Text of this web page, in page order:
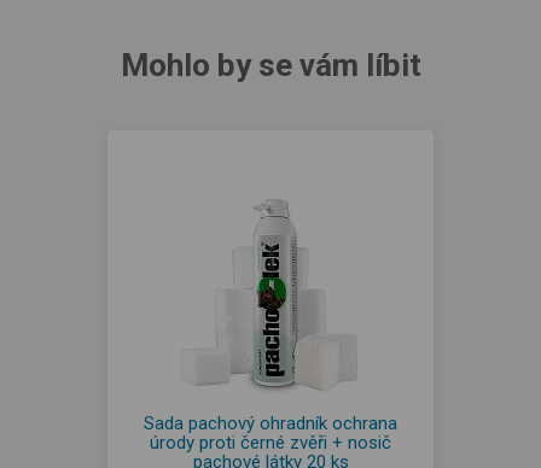
Mohlo by se vám líbit
Sada pachový ohradník ochrana
úrody proti černé zvěři + nosič
pachové látky 20 ks